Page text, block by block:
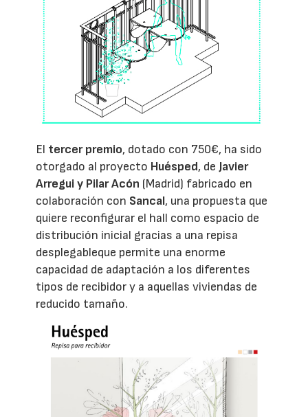
El tercer premio, dotado con 750€, ha sido
otorgado al proyecto Huésped, de Javier
Arregui y Pilar Acón (Madrid) fabricado en
colaboración con Sancal, una propuesta que
quiere reconfigurar el hall como espacio de
distribución inicial gracias a una repisa
desplegableque permite una enorme
capacidad de adaptación a los diferentes
tipos de recibidor y a aquellas viviendas de
reducido tamaño.